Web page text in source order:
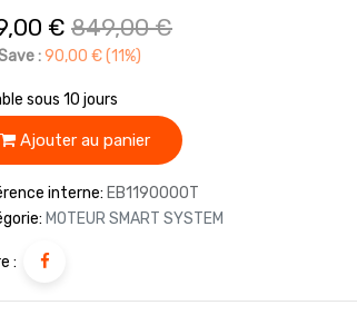
€ 849,00€
:90,00 €(11%)
sous 10 jours
Ajouter au panier
interne: EB1190000T
MOTEUR SMART SYSTEM
: